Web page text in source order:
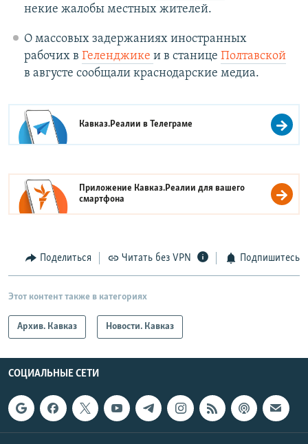
некие жалобы местных жителей.
О массовых задержаниях иностранных
рабочих в Геленджике и в станице Полтавской
в августе сообщали краснодарские медиа.
Кавказ.Реалии вТелеграме
Приложение Кавказ.Реалии для вашего
смартфона
Поделиться Читать без VPN Подпишитесь
Этот контент также в категориях
Архив. Кавказ Новости. Кавказ
СОЦИАЛЬНЫЕ СЕТИ